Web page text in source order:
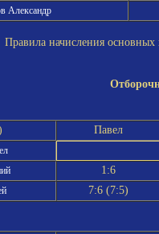
Александр
начисления
Павел
1:6
7:6 (7:5)